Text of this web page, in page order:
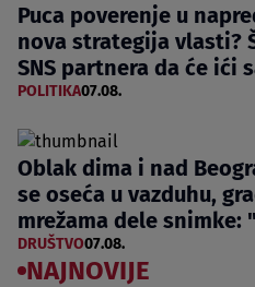
Puca poverenje u
nova strategija vlasti?
SNS partnera da će ići
POLITIKA07.08.
Oblak dima i nad
se oseća u vazduhu,
mrežama dele snimke:
DRUŠTVO07.08.
NAJNOVIJE